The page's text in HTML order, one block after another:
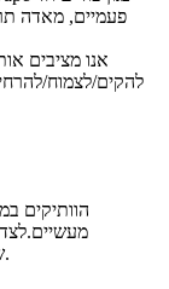
פעמיים, מאדה
אנו מציבים
להקים/לצמוח/
הוותיקים
שותפים להגשים את החלומות שלהם על המוצרים.